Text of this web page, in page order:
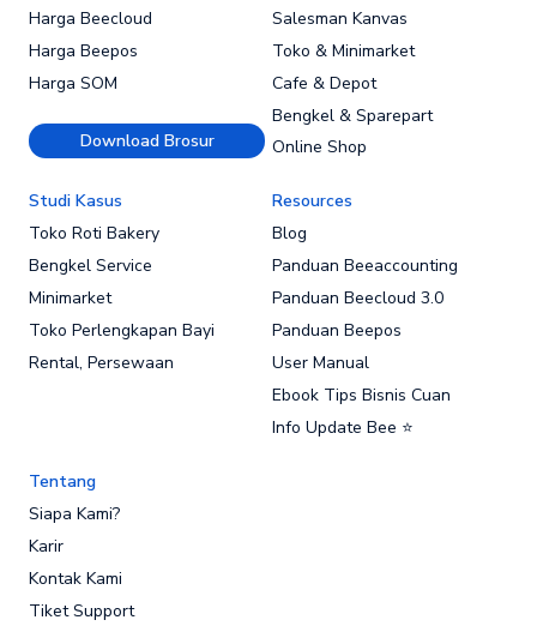
Harga Beecloud
Harga Beepos
Harga SOM
Download Brosur
Salesman Kanvas
Toko & Minimarket
Cafe & Depot
Bengkel & Sparepart
Online Shop
Studi Kasus
Toko Roti Bakery
Bengkel Service
Minimarket
Toko Perlengkapan Bayi
Rental, Persewaan
Resources
Blog
Panduan Beeaccounting
Panduan Beecloud 3.0
Panduan Beepos
User Manual
Ebook Tips Bisnis Cuan
Info Update Bee ⭐
Tentang
Siapa Kami?
Karir
Kontak Kami
Tiket Support